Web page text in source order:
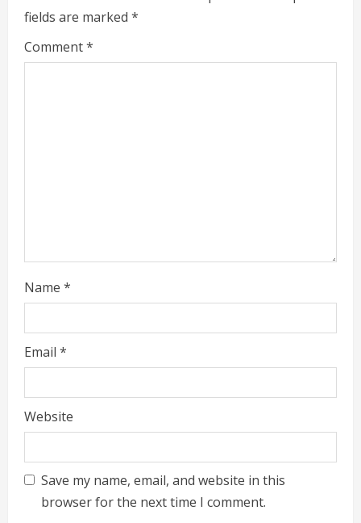
u
e
R
g
fields are marked *
Comment*
Name *
Email *
Website
Save my name, email, and website in this
browser for the next time I comment.